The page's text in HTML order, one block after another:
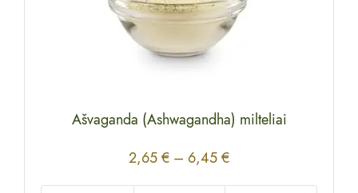
Ašvaganda (Ashwagandha) milteliai
2,65€ – 6,45€